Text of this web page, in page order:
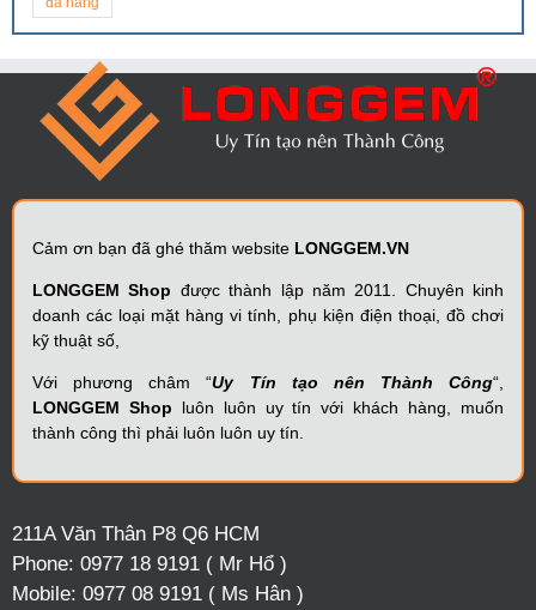
Cảm ơn bạn đã ghé thăm website LONGGEM.VN
LONGGEM Shop được thành lập năm 2011. Chuyên kinh
doanh các loại mặt hàng vi tính, phụ kiện điện thoại, đồ chơi
kỹ thuật số,
Với phương châm “Uy Tín tạo nên Thành Công“,
LONGGEM Shop luôn luôn uy tín với khách hàng, muốn
thành công thì phải luôn luôn uy tín.
211A Văn Thân P8 Q6 HCM
Phone: 0977 18 9191 ( Mr Hổ )
Mobile: 0977 08 9191 ( Ms Hân )